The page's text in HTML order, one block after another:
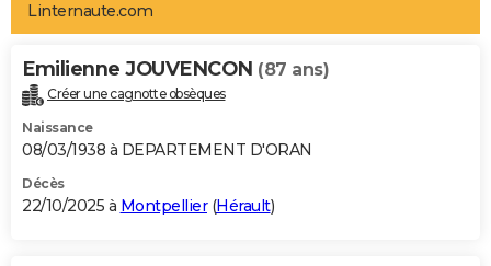
Art de vivre
Bien-être
Loisirs
Mode
Modes de vie
Alimentation
Guide de la santé
Maladies
Médicaments
Sommeil
VOYAGE
Destinations
City break
Voyage nature
Voyage de noces
Forum
Climat
+PHOTO
GUIDES D'ACHAT
BONS PLANS
Linternaute.com
Emilienne JOUVENCON (87 ans)
Créer une cagnotte obsèques
Naissance
08/03/1938 à DEPARTEMENT D'ORAN
Décès
22/10/2025 à Montpellier(Hérault)